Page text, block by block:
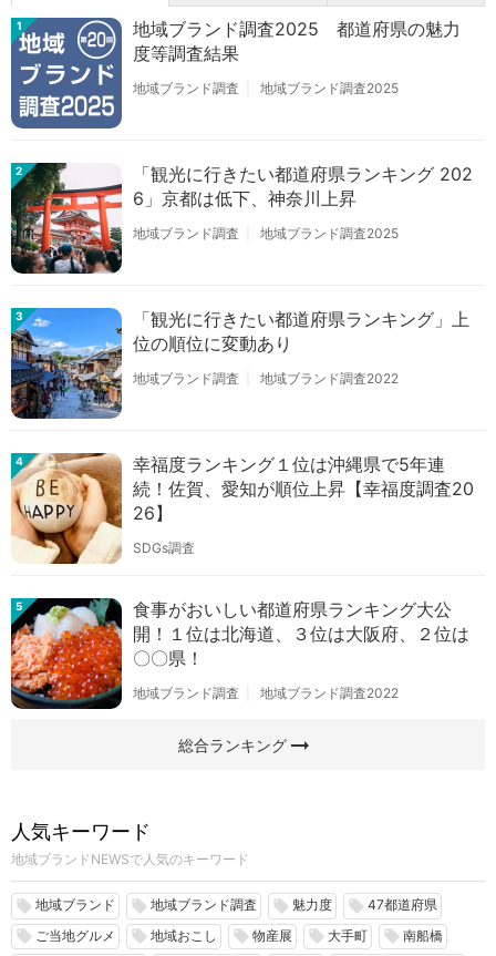
1
地域ブランド調査2025 都道府県の魅力
度等調査結果
地域ブランド調査 地域ブランド調査2025
2
「観光に行きたい都道府県ランキング 202
6」京都は低下、神奈川上昇
地域ブランド調査 地域ブランド調査2025
3
「観光に行きたい都道府県ランキング」上
位の順位に変動あり
地域ブランド調査 地域ブランド調査2022
4
幸福度ランキング１位は沖縄県で5年連
続！佐賀、愛知が順位上昇【幸福度調査20
26】
SDGs調査
5
食事がおいしい都道府県ランキング大公
開！１位は北海道、３位は大阪府、２位は
〇〇県！
地域ブランド調査 地域ブランド調査2022
総合ランキングarrow_right_alt
人気キーワード
地域ブランドNEWSで人気のキーワード
local_offer 地域ブランド local_offer 地域ブランド調査 local_offer 魅力度 local_offer 47都道府県
local_offer ご当地グルメ local_offer 地域おこし local_offer 物産展 local_offer 大手町 local_offer 南船橋